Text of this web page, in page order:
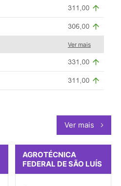
Ver mais
Ver mais
AGROTÉCNICA
FEDERAL DE SÃO LUÍS